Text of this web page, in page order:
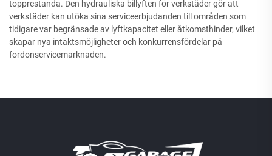
topprestanda. Den hydrauliska billyften för verkstäder gör att
verkstäder kan utöka sina serviceerbjudanden till områden som
tidigare var begränsade av lyftkapacitet eller åtkomsthinder, vilket
skapar nya intäktsmöjligheter och konkurrensfördelar på
fordonservicemarknaden.